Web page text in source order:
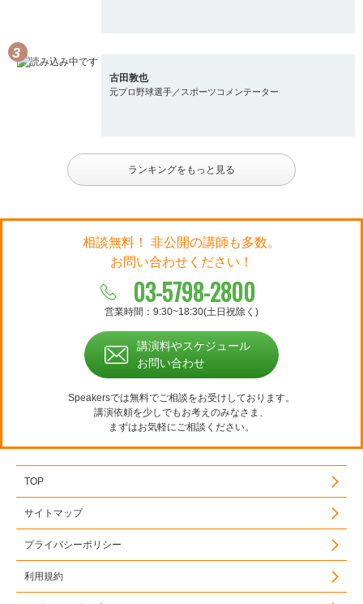
古田敦也
元プロ野球選手／スポーツコメンテーター
ランキングをもっと見る
相談無料！ 非公開の講師も多数。
お問い合わせください！
03-5798-2800
営業時間：9:30~18:30(土日祝除く)
講演料やスケジュール
お問い合わせ
Speakersでは無料でご相談をお受けしております。
講演依頼を少しでもお考えのみなさま、
まずはお気軽にご相談ください。
TOP
サイトマップ
プライバシーポリシー
利用規約